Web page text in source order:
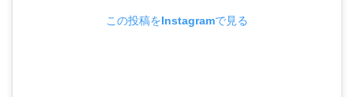
この投稿をInstagramで見る